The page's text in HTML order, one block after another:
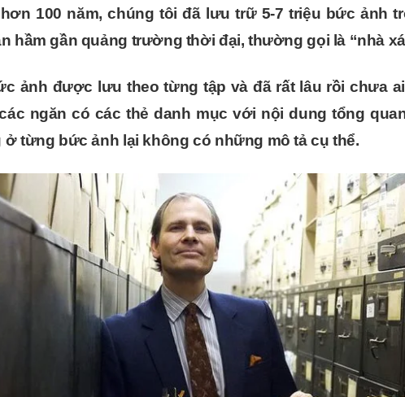
100 năm, chúng tôi đã lưu trữ 5-7 triệu bức ảnh
hầm gần quảng trường thời đại, thường gọi là “nhà
ảnh được lưu theo từng tập và đã rất lâu rồi chưa
ngăn có các thẻ danh mục với nội dung tổng
ở từng bức ảnh lại không có những mô tả cụ thể.